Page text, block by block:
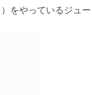
をやっているジュー